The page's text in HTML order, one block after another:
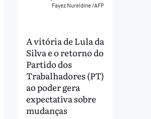
Fayez Nureldine /AFP
A vitória de Lula da
Silva e o retorno do
Partido dos
Trabalhadores (PT)
ao poder gera
expectativa sobre
mudanças